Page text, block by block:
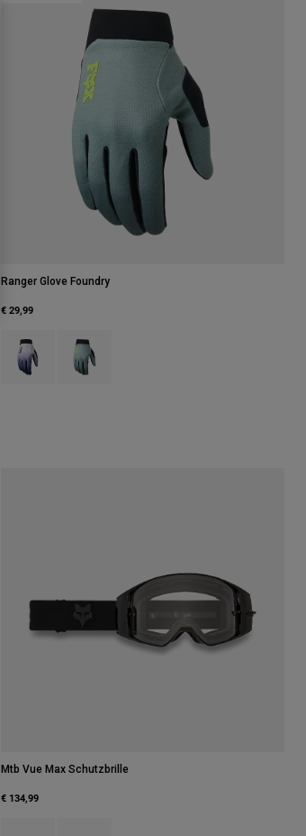
Ranger Glove Foundry
€ 29,99
Product swatch type of Mitternachtsblau.
Product swatch type of Salbei Grün.
Mtb Vue Max Schutzbrille
€ 134,99